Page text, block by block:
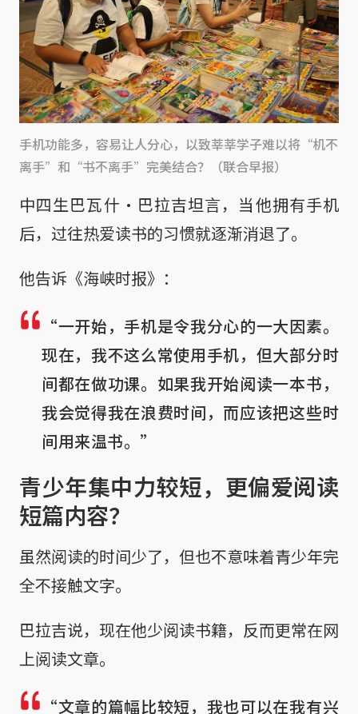
手机功能多，容易让人分心，以致莘莘学子难以将“机不
离手”和“书不离手”完美结合？（联合早报）
中四生巴瓦什·巴拉吉坦言，当他拥有手机
后，过往热爱读书的习惯就逐渐消退了。
他告诉《海峡时报》：
“一开始，手机是令我分心的一大因素。
现在，我不这么常使用手机，但大部分时
间都在做功课。如果我开始阅读一本书，
我会觉得我在浪费时间，而应该把这些时
间用来温书。”
青少年集中力较短，更偏爱阅读
短篇内容？
虽然阅读的时间少了，但也不意味着青少年完
全不接触文字。
巴拉吉说，现在他少阅读书籍，反而更常在网
上阅读文章。
“文章的篇幅比较短，我也可以在我有兴